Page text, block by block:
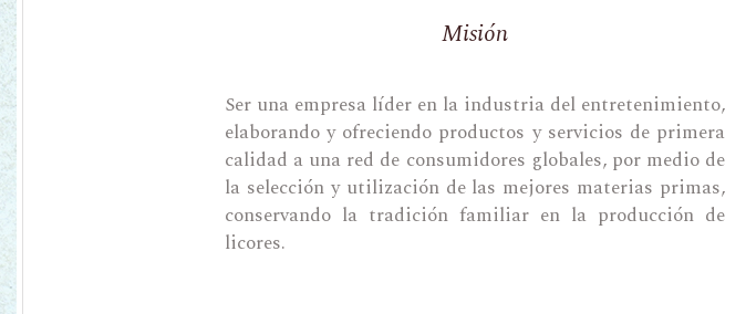
Misión
Ser una empresa líder en la industria del entretenimiento,
elaborando y ofreciendo productos y servicios de primera
calidad a una red de consumidores globales, por medio de
la selección y utilización de las mejores materias primas,
conservando la tradición familiar en la producción de
licores.